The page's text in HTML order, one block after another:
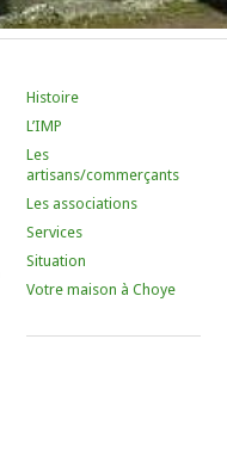
Histoire
L’IMP
Les
artisans/commerçants
Les associations
Services
Situation
Votre maison à Choye